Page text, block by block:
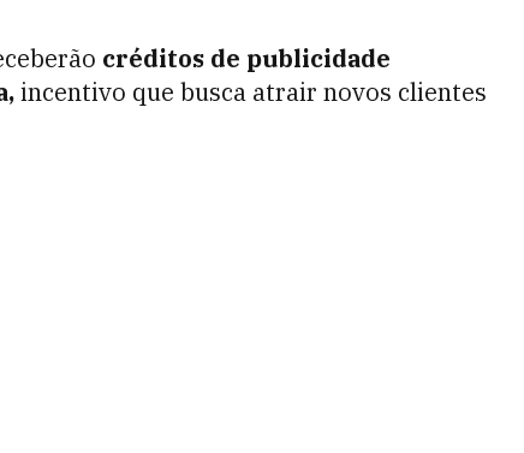
créditos de publicidade
incentivo que busca atrair novos clientes